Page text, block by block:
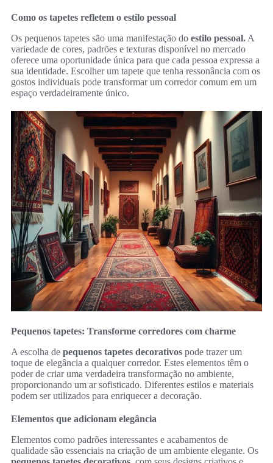
Como os tapetes refletem o estilo pessoal
Os pequenos tapetes são uma manifestação do estilo pessoal. A
variedade de cores, padrões e texturas disponível no mercado
oferece uma oportunidade única para que cada pessoa expressa a
sua identidade. Escolher um tapete que tenha ressonância com os
gostos individuais pode transformar um corredor comum em um
espaço verdadeiramente único.
Pequenos tapetes: Transforme corredores com charme
A escolha de pequenos tapetes decorativos pode trazer um
toque de elegância a qualquer corredor. Estes elementos têm o
poder de criar uma verdadeira transformação no ambiente,
proporcionando um ar sofisticado. Diferentes estilos e materiais
podem ser utilizados para enriquecer a decoração.
Elementos que adicionam elegância
Elementos como padrões interessantes e acabamentos de
qualidade são essenciais na criação de um ambiente elegante. Os